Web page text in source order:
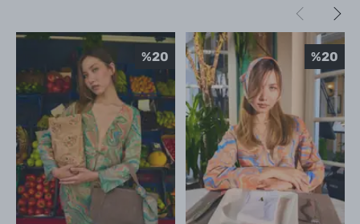
%20 %20